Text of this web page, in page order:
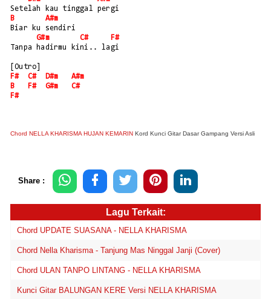
Setelah kau tinggal pergi
B
A#m
Biar ku sendiri
G#m
C#
F#
Tanpa hadirmu kini.. lagi
[Outro]
F#
C# D#m
A#m
B
F# G#m
C#
F#
Chord NELLA KHARISMA HUJAN KEMARIN Kord Kunci Gitar Dasar Gampang Versi Asli
Share :
Lagu Terkait:
Chord UPDATE SUASANA - NELLA KHARISMA
Chord Nella Kharisma - Tanjung Mas Ninggal Janji (Cover)
Chord ULAN TANPO LINTANG - NELLA KHARISMA
Kunci Gitar BALUNGAN KERE Versi NELLA KHARISMA